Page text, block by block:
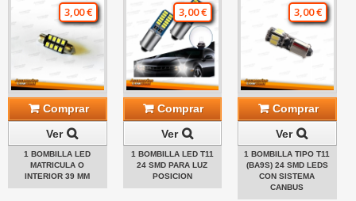
3,00 €
Comprar
Ver
1 BOMBILLA LED
MATRICULA O
INTERIOR 39 MM
3,00 €
Comprar
Ver
1 BOMBILLA LED T11
24 SMD PARA LUZ
POSICION
3,00 €
Comprar
Ver
1 BOMBILLA TIPO T11
(BA9S) 24 SMD LEDS
CON SISTEMA
CANBUS